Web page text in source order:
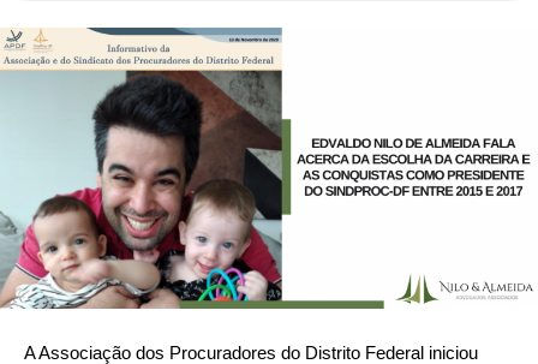
A Associação dos Procuradores do Distrito Federal iniciou